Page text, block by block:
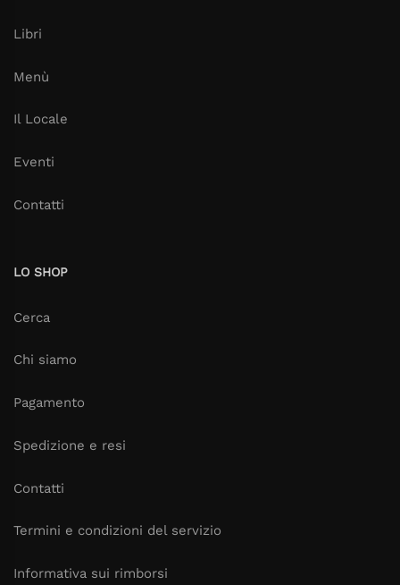
Libri
Menù
Il Locale
Eventi
Contatti
LO SHOP
Cerca
Chi siamo
Pagamento
Spedizione e resi
Contatti
Termini e condizioni del servizio
Informativa sui rimborsi